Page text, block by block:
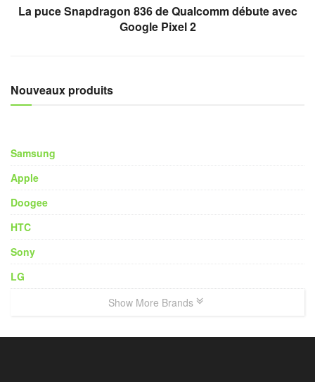
La puce Snapdragon 836 de Qualcomm débute avec
Google Pixel 2
Nouveaux produits
Samsung
Apple
Doogee
HTC
Sony
LG
Show More Brands